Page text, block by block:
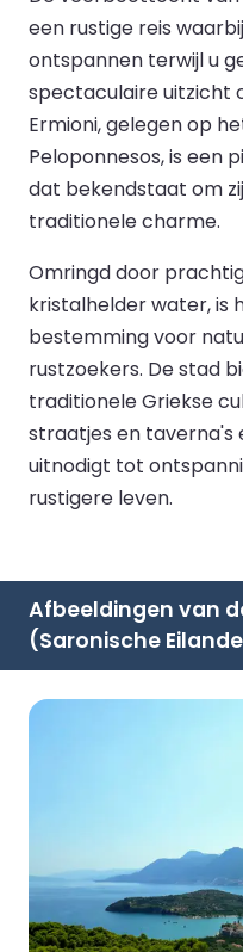
een rustige reis
ontspannen terwijl u
spectaculaire uitzicht
Ermioni, gelegen op
Peloponnesos, is een
dat bekendstaat om
traditionele charme.
Omringd door
kristalhelder water, is
bestemming voor
rustzoekers. De stad
traditionele Griekse
straatjes en taverna's
uitnodigt tot
rustigere leven.
Afbeeldingen van
(Saronische